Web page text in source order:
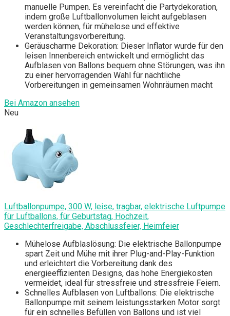
manuelle Pumpen. Es vereinfacht die Partydekoration,
indem große Luftballonvolumen leicht aufgeblasen
werden können, für mühelose und effektive
Veranstaltungsvorbereitung.
Geräuscharme Dekoration: Dieser Inflator wurde für den
leisen Innenbereich entwickelt und ermöglicht das
Aufblasen von Ballons bequem ohne Störungen, was ihn
zu einer hervorragenden Wahl für nächtliche
Vorbereitungen in gemeinsamen Wohnräumen macht
Bei Amazon ansehen
Neu
Luftballonpumpe, 300 W, leise, tragbar, elektrische Luftpumpe
für Luftballons, für Geburtstag, Hochzeit,
Geschlechterfreigabe, Abschlussfeier, Heimfeier
Mühelose Aufblaslösung: Die elektrische Ballonpumpe
spart Zeit und Mühe mit ihrer Plug-and-Play-Funktion
und erleichtert die Vorbereitung dank des
energieeffizienten Designs, das hohe Energiekosten
vermeidet, ideal für stressfreie und stressfreie Feiern.
Schnelles Aufblasen von Luftballons: Die elektrische
Ballonpumpe mit seinem leistungsstarken Motor sorgt
für ein schnelles Befüllen von Ballons und ist viel